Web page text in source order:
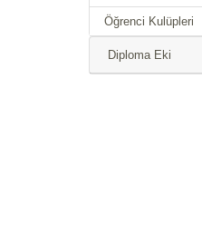
Öğrenci Kulüpleri
Diploma Eki